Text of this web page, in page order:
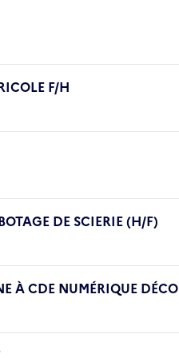
F/H
DE SCIERIE (H/F)
À CDE NUMÉRIQUE